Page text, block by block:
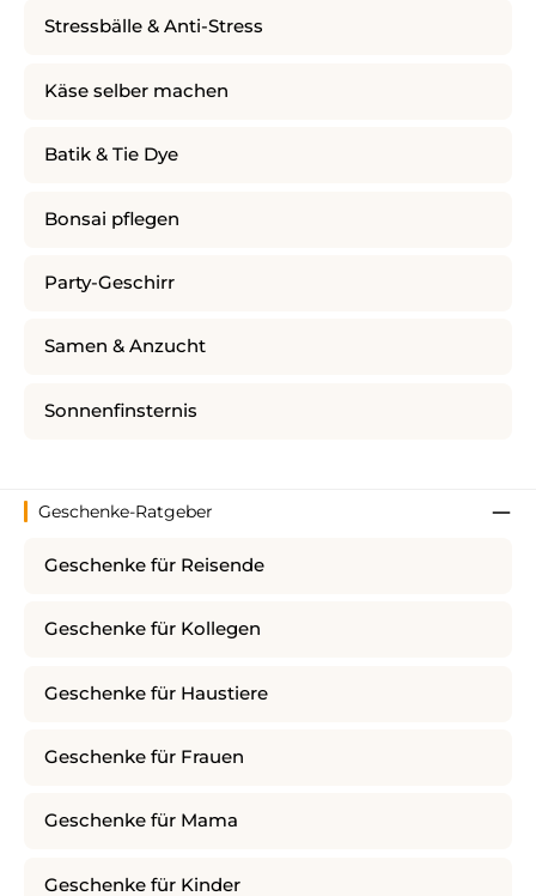
Stressbälle & Anti-Stress
Käse selber machen
Batik & Tie Dye
Bonsai pflegen
Party-Geschirr
Samen & Anzucht
Sonnenfinsternis
Geschenke-Ratgeber
Geschenke für Reisende
Geschenke für Kollegen
Geschenke für Haustiere
Geschenke für Frauen
Geschenke für Mama
Geschenke für Kinder